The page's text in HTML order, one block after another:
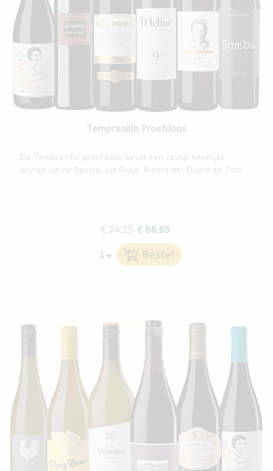
Tempranillo Proefdoos
De Tempranillo proefdoos bevat een zestal heerlijke
wijnen uit de Spanje, uit Rioja, Ribera del Duero en Toro.
€ 74,25 € 66,95